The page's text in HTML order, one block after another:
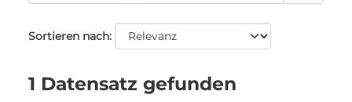
Sortieren nach
1 Datensatz gefunden